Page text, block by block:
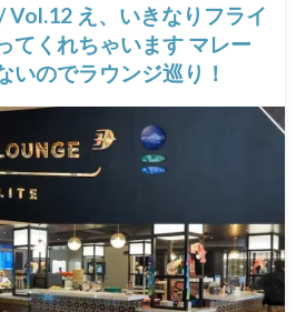
Vol.12 え、いきなりフライ
てくれちゃいます マレー
いのでラウンジ巡り！